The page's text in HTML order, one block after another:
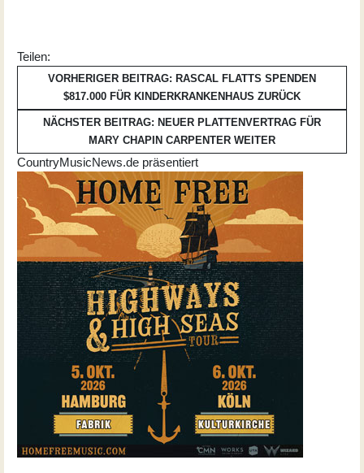
Teilen:
VORHERIGER BEITRAG: RASCAL FLATTS SPENDEN
$817.000 FÜR KINDERKRANKENHAUS ZURÜCK
NÄCHSTER BEITRAG: NEUER PLATTENVERTRAG FÜR
MARY CHAPIN CARPENTER WEITER
CountryMusicNews.de präsentiert